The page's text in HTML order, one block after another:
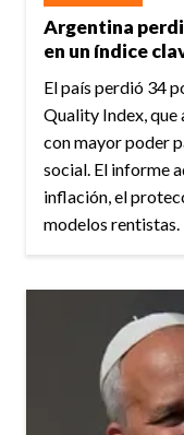
Argentina
en un índice
El país perdió 34
Quality Index, que
con mayor poder
social. El informe
inflación, el
modelos rentistas.